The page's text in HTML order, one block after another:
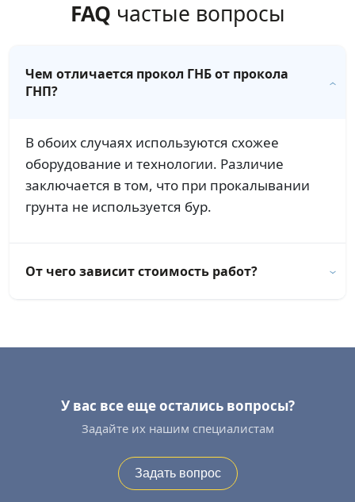
FAQ частые вопросы
Чем отличается прокол ГНБ от прокола
ГНП?
В обоих случаях используются схожее
оборудование и технологии. Различие
заключается в том, что при прокалывании
грунта не используется бур.
От чего зависит стоимость работ?
У вас все еще остались вопросы?
Задайте их нашим специалистам
Задать вопрос